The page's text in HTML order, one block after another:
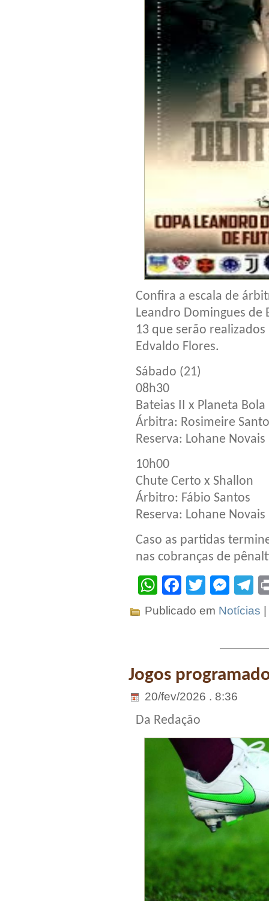
Confira a escala de
Leandro Domingues de
13 que serão
Edvaldo Flores.
Sábado (21)
08h30
Bateias II x Planeta Bola
Árbitra: Rosimeire
Reserva: Lohane Novais
10h00
Chute Certo x Shallon
Árbitro: Fábio Santos
Reserva: Lohane Novais
Caso as partidas
nas cobranças de
WhatsApp
Facebook
Twitter
Publicado em Notícias |
Jogos
20/fev/2026 . 8:36
Da Redação